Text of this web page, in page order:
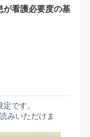
が看護必要度の基
です。
みいただけま